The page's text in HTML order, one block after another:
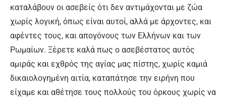
καταλάβουν οι ασεβείς ότι δεν αντιμάχονται με ζώα
χωρίς λογική, όπως είναι αυτοί, αλλά με άρχοντες, και
αφέντες τους, και απογόνους των Ελλήνων και των
Ρωμαίων. Ξέρετε καλά πως ο ασεβέστατος αυτός
αμιράς και εχθρός της αγίας μας πίστης, χωρίς καμιά
δικαιολογημένη αιτία, καταπάτησε την ειρήνη που
είχαμε και αθέτησε τους πολλούς του όρκους χωρίς να